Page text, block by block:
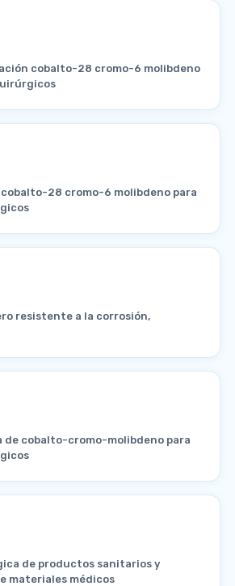
cobalto-28 cromo-6 molibdeno
28 cromo-6 molibdeno para
resistente a la corrosión,
de cobalto-cromo-molibdeno para
de productos sanitarios y
materiales médicos